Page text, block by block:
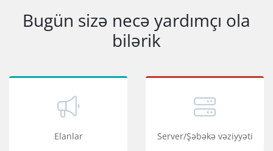
Bugün sizə necə yardımçı ola
bilərik
Elanlar Server/Şəbəkə vəziyyəti